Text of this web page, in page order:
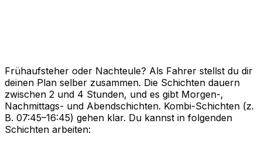
Frühaufsteher oder Nachteule? Als Fahrer stellst du dir
deinen Plan selber zusammen. Die Schichten dauern
zwischen 2 und 4 Stunden, und es gibt Morgen-,
Nachmittags- und Abendschichten. Kombi-Schichten (z.
B. 07:45–16:45) gehen klar. Du kannst in folgenden
Schichten arbeiten: